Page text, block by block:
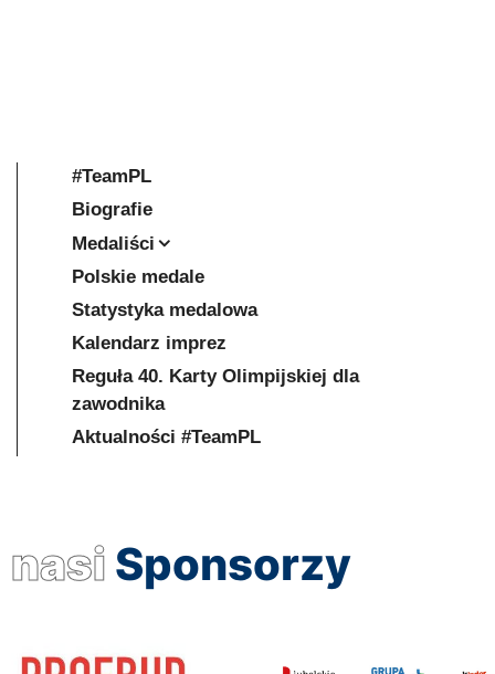
#TeamPL
Biografie
Medaliści
Polskie medale
Statystyka medalowa
Kalendarz imprez
Reguła 40. Karty Olimpijskiej dla
zawodnika
Aktualności #TeamPL
nasi Sponsorzy